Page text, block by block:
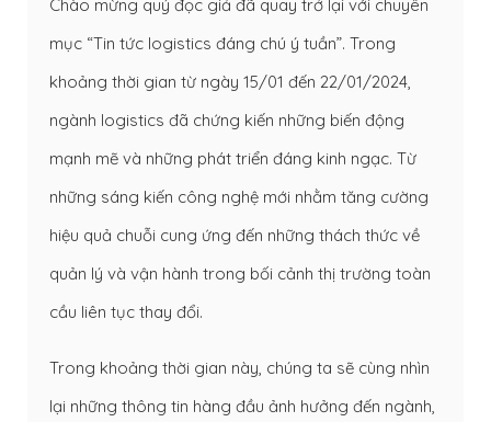
Chào mừng quý đọc giả đã quay trở lại với chuyên
mục “Tin tức logistics đáng chú ý tuần”. Trong
khoảng thời gian từ ngày 15/01 đến 22/01/2024,
ngành logistics đã chứng kiến những biến động
mạnh mẽ và những phát triển đáng kinh ngạc. Từ
những sáng kiến công nghệ mới nhằm tăng cường
hiệu quả chuỗi cung ứng đến những thách thức về
quản lý và vận hành trong bối cảnh thị trường toàn
cầu liên tục thay đổi.
Trong khoảng thời gian này, chúng ta sẽ cùng nhìn
lại những thông tin hàng đầu ảnh hưởng đến ngành,